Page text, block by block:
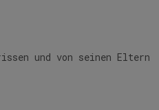
und von seinen Eltern